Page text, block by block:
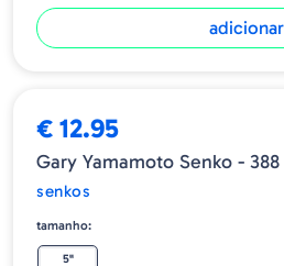
adicionar
€ 12.95
Gary Yamamoto Senko -
senkos
tamanho:
5"